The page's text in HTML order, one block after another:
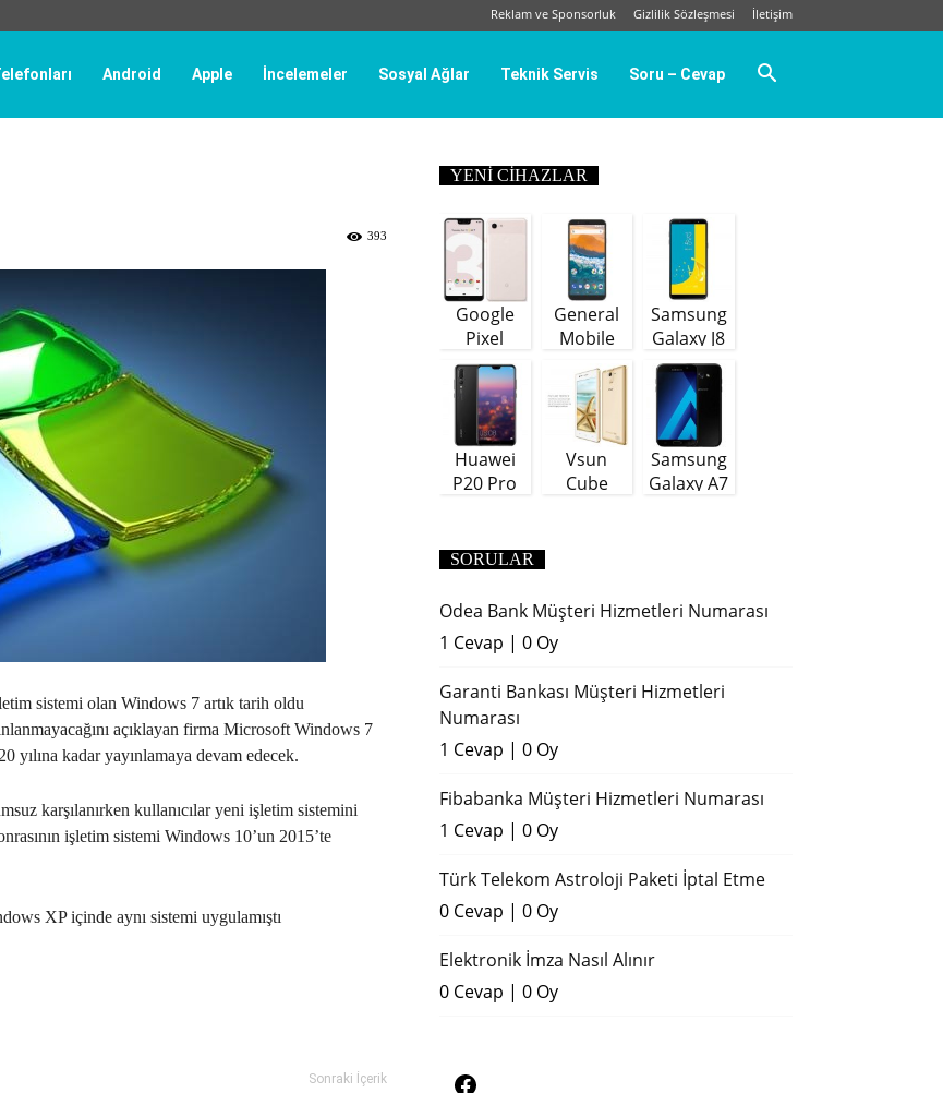
Reklam ve Sponsorluk Gizlilik Sözleşmesi İletişim
Android Apple İncelemeler Sosyal Ağlar Teknik Servis Soru – Cevap
393
sistemi olan Windows 7 artık tarih oldu
açıklayan firma Microsoft Windows 7
yılına kadar yayınlamaya devam edecek.
karşılanırken kullanıcılar yeni işletim sistemini
işletim sistemi Windows 10’un 2015’te
XP içinde aynı sistemi uygulamıştı
Sonraki İçerik
YENI CIHAZLAR
Google
Pixel
General
Mobile
GM9 Plus
Samsung
Galaxy J8
(64 GB)
Huawei
P20 Pro
Vsun
Cube
Samsung
Galaxy A7
SORULAR
Odea Bank Müşteri Hizmetleri Numarası
1 Cevap | 0 Oy
Garanti Bankası Müşteri Hizmetleri
Numarası
1 Cevap | 0 Oy
Fibabanka Müşteri Hizmetleri Numarası
1 Cevap | 0 Oy
Türk Telekom Astroloji Paketi İptal Etme
0 Cevap | 0 Oy
Elektronik İmza Nasıl Alınır
0 Cevap | 0 Oy